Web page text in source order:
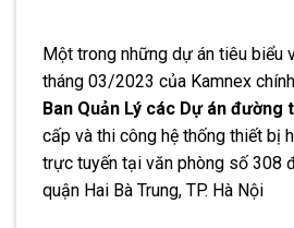
Một trong những dự án tiêu biểu
tháng 03/2023 của Kamnex
Ban Quản Lý các Dự án đường
cấp và thi công hệ thống thiết bị
trực tuyến tại văn phòng số 308
quận Hai Bà Trung, TP. Hà Nội